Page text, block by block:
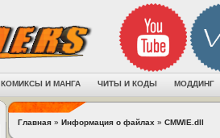
КОМИКСЫ И МАНГА ЧИТЫ И КОДЫ МОДДИНГ
Главная » Информация о файлах » CMWIE.dll